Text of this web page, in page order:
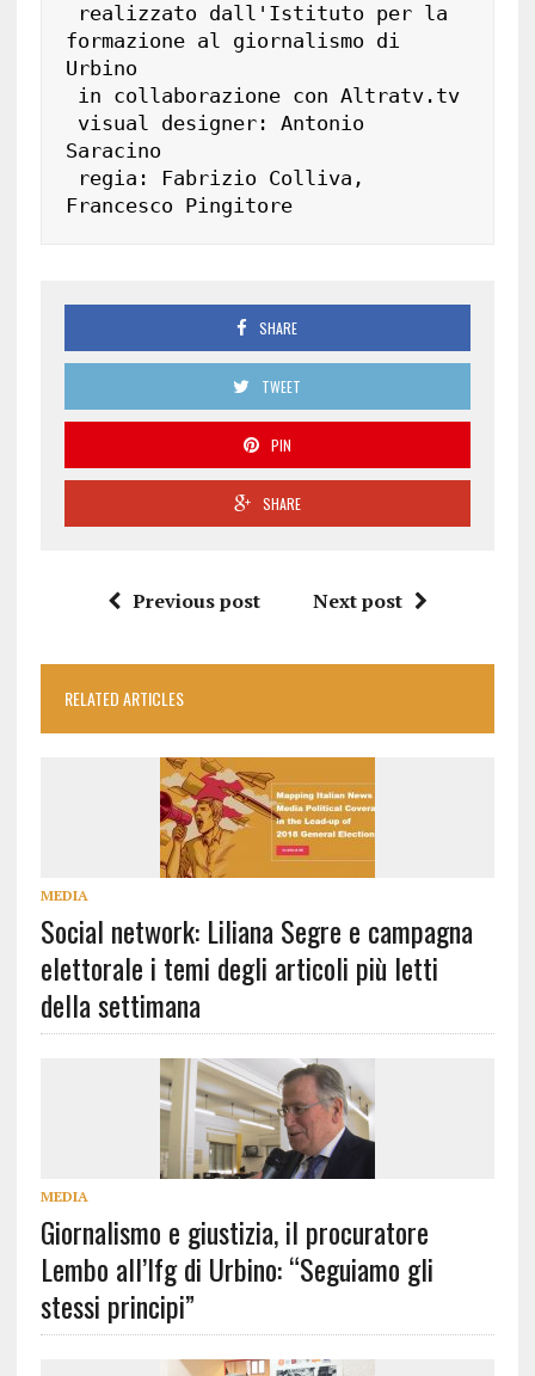
formazione al giornalismo di
Urbino
Saracino
Francesco Pingitore
SHARE
TWEET
PIN
SHARE
Previous post Next post
RELATED ARTICLES
MEDIA
Social network: Liliana Segre e campagna
elettorale i temi degli articoli più letti
della settimana
MEDIA
Giornalismo e giustizia, il procuratore
Lembo all’Ifg di Urbino: “Seguiamo gli
stessi principi”